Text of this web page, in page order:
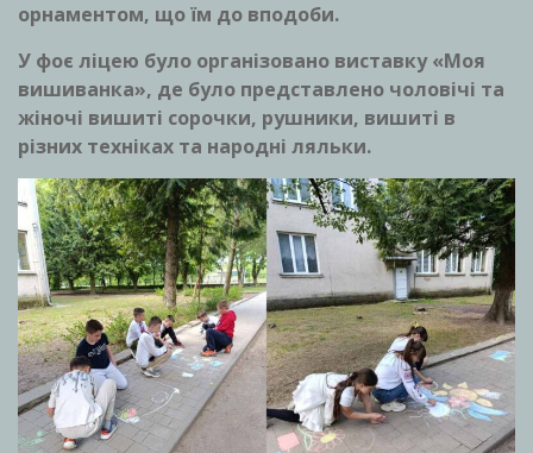
орнаментом, що їм до вподоби.
У фоє ліцею було організовано виставку «Моя
вишиванка», де було представлено чоловічі та
жіночі вишиті сорочки, рушники, вишиті в
різних техніках та народні ляльки.